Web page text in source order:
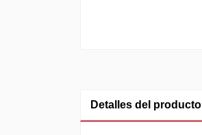
Detalles del producto